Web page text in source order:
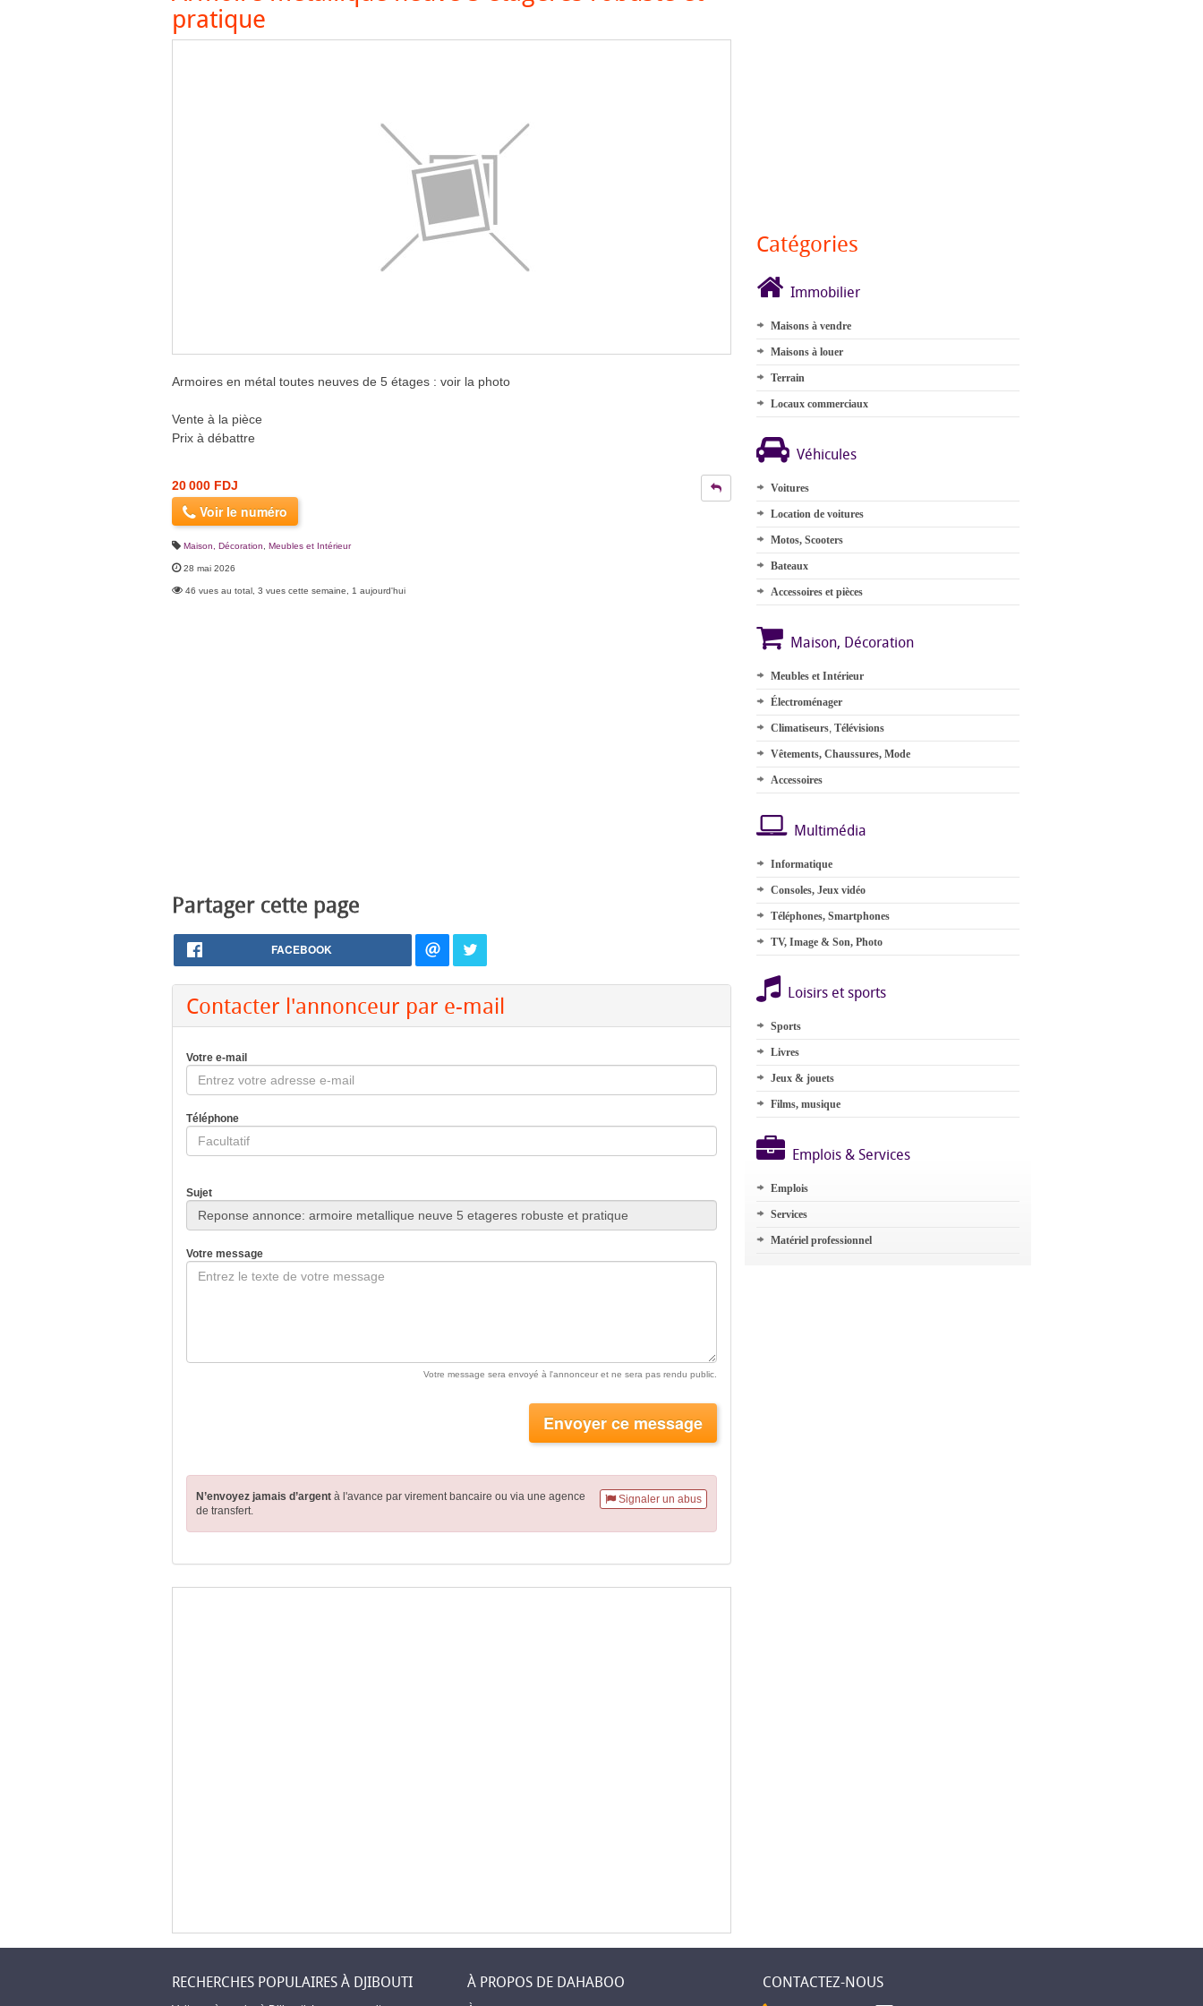
pratique
Armoires en métal toutes neuves de 5 étages : voir la photo
Vente à la pièce
Prix à débattre
20 000 FDJ
Voir le numéro
Maison, Décoration Meubles et Intérieur
28 mai 2026
46 vues au total, 3 vues cette semaine, 1 aujourd'hui
Partager cette page
FACEBOOK
Contacter l'annonceur par e-mail
Votre e-mail
Téléphone
Sujet
Votre message
Votre message sera envoyé à l'annonceur et ne sera pas rendu public.
Envoyer ce message
Signaler un abus
N’envoyez jamais d’argent à l'avance par virement bancaire ou via une agence
de transfert.
Catégories
Immobilier
Maisons à vendre
Maisons à louer
Terrain
Locaux commerciaux
Véhicules
Voitures
Location de voitures
Motos, Scooters
Bateaux
Accessoires et pièces
Maison, Décoration
Meubles et Intérieur
Électroménager
Climatiseurs, Télévisions
Vêtements, Chaussures, Mode
Accessoires
Multimédia
Informatique
Consoles, Jeux vidéo
Téléphones, Smartphones
TV, Image & Son, Photo
Loisirs et sports
Sports
Livres
Jeux & jouets
Films, musique
Emplois & Services
Emplois
Services
Matériel professionnel
RECHERCHES POPULAIRES À DJIBOUTI À PROPOS DE DAHABOO CONTACTEZ-NOUS